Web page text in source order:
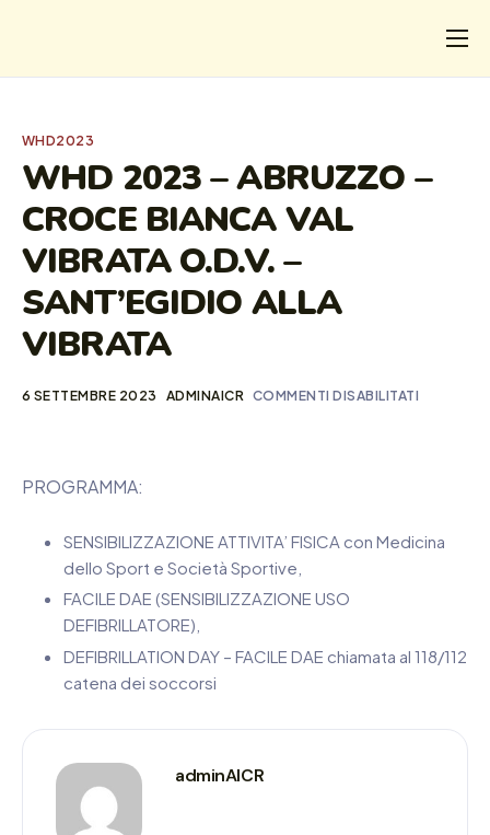
CHI
I SALVATI
FORMAZIONE
PROGETTI
NEWS
WHD2023
WHD 2023 – ABRUZZO –
CROCE BIANCA VAL
VIBRATA O.D.V. –
SANT’EGIDIO ALLA
VIBRATA
6 SETTEMBRE 2023 ADMINAICR COMMENTI DISABILITATI
PROGRAMMA:
SENSIBILIZZAZIONE ATTIVITA’ FISICA con Medicina
dello Sport e Società Sportive,
FACILE DAE (SENSIBILIZZAZIONE USO
DEFIBRILLATORE),
DEFIBRILLATION DAY – FACILE DAE chiamata al 118/112
catena dei soccorsi
adminAICR